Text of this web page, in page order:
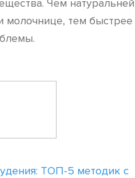
Чем натуральней
молочнице, тем быстрее
ТОП-5 методик с